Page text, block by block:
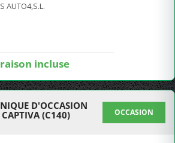
AUTO4,S.L.
incluse
D'OCCASION
CAPTIVA (C140)
OCCASION